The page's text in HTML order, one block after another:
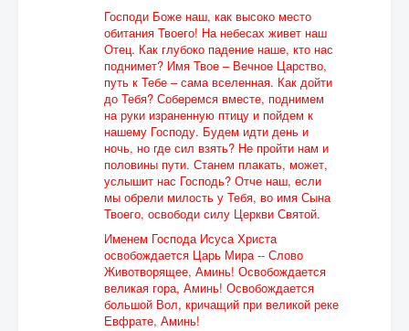
Господи Боже наш, как высоко место
обитания Твоего! На небесах живет наш
Отец. Как глубоко падение наше, кто нас
поднимет? Имя Твое – Вечное Царство,
путь к Тебе – сама вселенная. Как дойти
до Тебя? Соберемся вместе, поднимем
на руки израненную птицу и пойдем к
нашему Господу. Будем идти день и
ночь, но где сил взять? Не пройти нам и
половины пути. Станем плакать, может,
услышит нас Господь? Отче наш, если
мы обрели милость у Тебя, во имя Сына
Твоего, освободи силу Церкви Святой.
Именем Господа Исуса Христа
освобождается Царь Мира -- Слово
Животворящее, Аминь! Освобождается
великая гора, Аминь! Освобождается
большой Вол, кричащий при великой реке
Евфрате, Аминь!